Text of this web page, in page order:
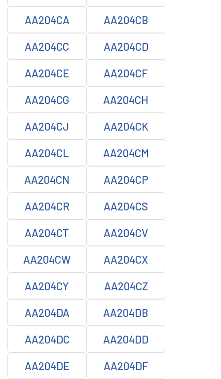
AA204CA AA204CB
AA204CC AA204CD
AA204CE AA204CF
AA204CG AA204CH
AA204CJ AA204CK
AA204CL AA204CM
AA204CN AA204CP
AA204CR AA204CS
AA204CT AA204CV
AA204CW AA204CX
AA204CY AA204CZ
AA204DA AA204DB
AA204DC AA204DD
AA204DE AA204DF